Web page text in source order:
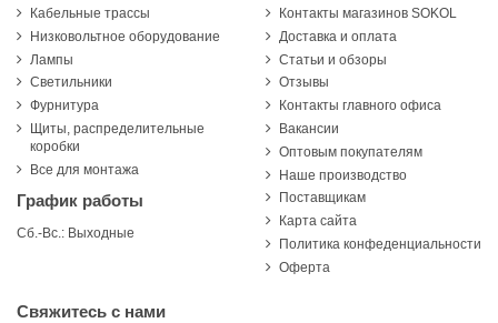
Кабельные трассы
Низковольтное оборудование
Лампы
Светильники
Фурнитура
Щиты, распределительные
коробки
Все для монтажа
График работы
Сб.-Вс.: Выходные
Контакты магазинов SOKOL
Доставка и оплата
Статьи и обзоры
Отзывы
Контакты главного офиса
Вакансии
Оптовым покупателям
Наше производство
Поставщикам
Карта сайта
Политика конфеденциальности
Оферта
Свяжитесь с нами